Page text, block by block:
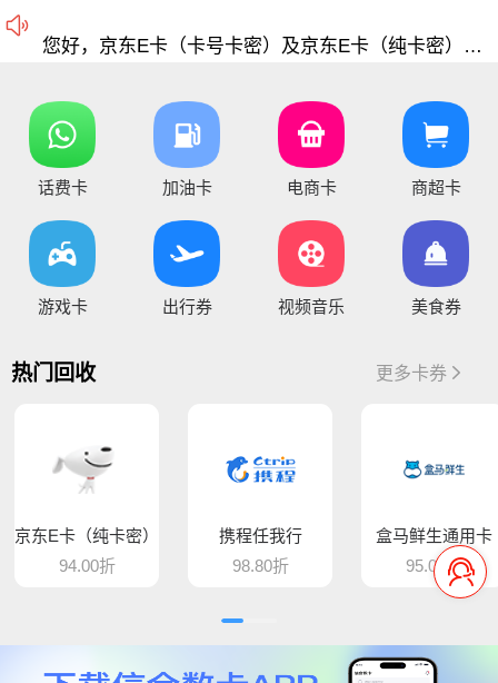

您好，平台新增京东E卡兑换码，产品代码334, 费率97%，销卡较快，欢迎提交！
您好，通兑一卡通临时维护，麻烦暂停提交订单，恢复通知！
将于15:30维护，恢复待通知
您好，目前银行卡提现暂时维护，恢复待通知，给您
您好 平台新增中百提货券 骏卡益汇卡 骏卡随心卡 欢迎大家前来提交
您好，肯德基现在是秒处理，欢迎大家来提交
信合长期大量回收各类礼品卡、游戏点卡、话费卡、
话费卡 加油卡 电商卡 商超卡
游戏卡 出行券 视频音乐 美食券
热门回收 更多卡券
京东E卡（纯卡密）
94.00折
携程任我行
98.80折
盒马鲜生通用卡
95.00折